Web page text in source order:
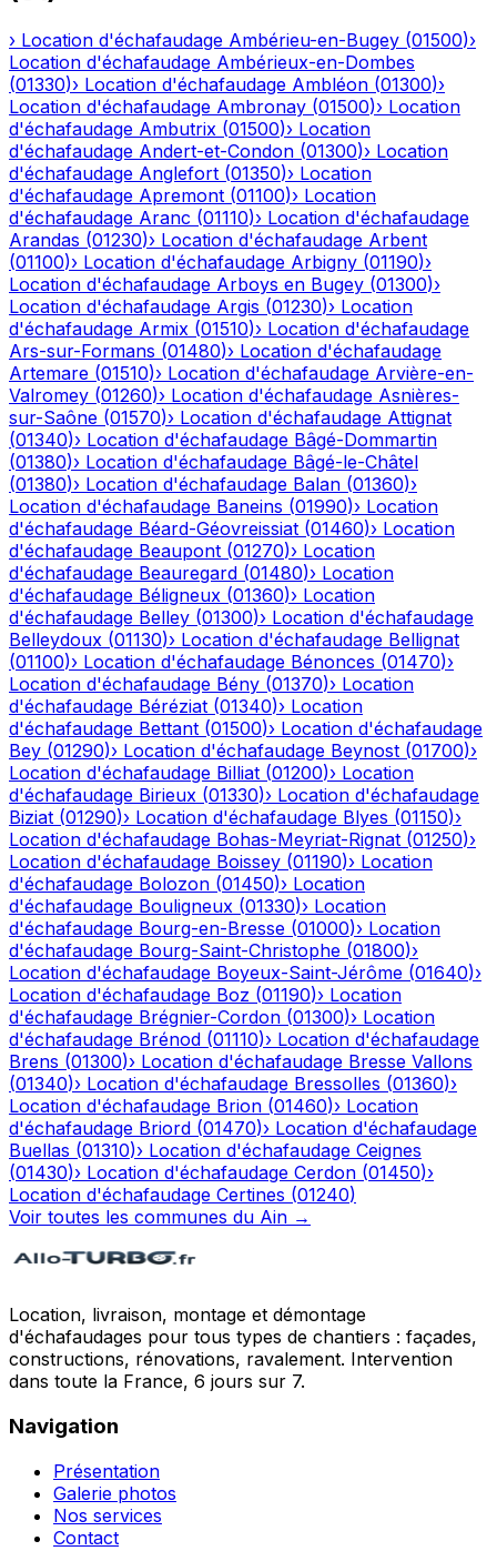
› Location d'échafaudage Ambérieu-en-Bugey (01500)›
Location d'échafaudage Ambérieux-en-Dombes
(01330)› Location d'échafaudage Ambléon (01300)›
Location d'échafaudage Ambronay (01500)› Location
d'échafaudage Ambutrix (01500)› Location
d'échafaudage Andert-et-Condon (01300)› Location
d'échafaudage Anglefort (01350)› Location
d'échafaudage Apremont (01100)› Location
d'échafaudage Aranc (01110)› Location d'échafaudage
Arandas (01230)› Location d'échafaudage Arbent
(01100)› Location d'échafaudage Arbigny (01190)›
Location d'échafaudage Arboys en Bugey (01300)›
Location d'échafaudage Argis (01230)› Location
d'échafaudage Armix (01510)› Location d'échafaudage
Ars-sur-Formans (01480)› Location d'échafaudage
Artemare (01510)› Location d'échafaudage Arvière-en-
Valromey (01260)› Location d'échafaudage Asnières-
sur-Saône (01570)› Location d'échafaudage Attignat
(01340)› Location d'échafaudage Bâgé-Dommartin
(01380)› Location d'échafaudage Bâgé-le-Châtel
(01380)› Location d'échafaudage Balan (01360)›
Location d'échafaudage Baneins (01990)› Location
d'échafaudage Béard-Géovreissiat (01460)› Location
d'échafaudage Beaupont (01270)› Location
d'échafaudage Beauregard (01480)› Location
d'échafaudage Béligneux (01360)› Location
d'échafaudage Belley (01300)› Location d'échafaudage
Belleydoux (01130)› Location d'échafaudage Bellignat
(01100)› Location d'échafaudage Bénonces (01470)›
Location d'échafaudage Bény (01370)› Location
d'échafaudage Béréziat (01340)› Location
d'échafaudage Bettant (01500)› Location d'échafaudage
Bey (01290)› Location d'échafaudage Beynost (01700)›
Location d'échafaudage Billiat (01200)› Location
d'échafaudage Birieux (01330)› Location d'échafaudage
Biziat (01290)› Location d'échafaudage Blyes (01150)›
Location d'échafaudage Bohas-Meyriat-Rignat (01250)›
Location d'échafaudage Boissey (01190)› Location
d'échafaudage Bolozon (01450)› Location
d'échafaudage Bouligneux (01330)› Location
d'échafaudage Bourg-en-Bresse (01000)› Location
d'échafaudage Bourg-Saint-Christophe (01800)›
Location d'échafaudage Boyeux-Saint-Jérôme (01640)›
Location d'échafaudage Boz (01190)› Location
d'échafaudage Brégnier-Cordon (01300)› Location
d'échafaudage Brénod (01110)› Location d'échafaudage
Brens (01300)› Location d'échafaudage Bresse Vallons
(01340)› Location d'échafaudage Bressolles (01360)›
Location d'échafaudage Brion (01460)› Location
d'échafaudage Briord (01470)› Location d'échafaudage
Buellas (01310)› Location d'échafaudage Ceignes
(01430)› Location d'échafaudage Cerdon (01450)›
Location d'échafaudage Certines (01240)
Voir toutes les communes du Ain →
Location, livraison, montage et démontage
d'échafaudages pour tous types de chantiers : façades,
constructions, rénovations, ravalement. Intervention
dans toute la France, 6 jours sur 7.
Navigation
Présentation
Galerie photos
Nos services
Contact